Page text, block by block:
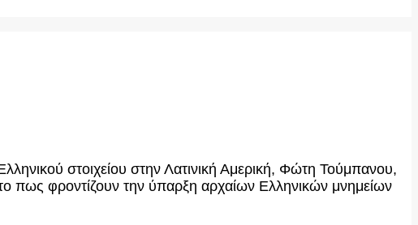
στοιχείου στην Λατινική Αμερική, Φώτη Τούμπανου,
πως φροντίζουν την ύπαρξη αρχαίων Ελληνικών μνημείων